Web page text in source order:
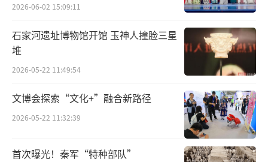
如来、弥勒、罗汉、八仙等道释人物为主，以
神话传说、历史典故、民间故事为创作素材，
还有专供外销的特定题材，形成了独具特色的
器物谱系。随着时代的发展，现当代德化匠人
师古而不泥古，在继承中大胆创新，塑造出变
化万千的德化瓷器，使得德化瓷的艺术题材不
断拓展，人物形象愈加丰富，表现手法更加多
元。（责任编辑：陈蕊 zx0180）
2026-06-02 15:09:11
石家河遗址博物馆开馆 玉神人撞脸三星
堆
2026-05-22 11:49:54
文博会探索“文化+”融合新路径
2026-05-22 11:32:39
首次曝光！秦军“特种部队”